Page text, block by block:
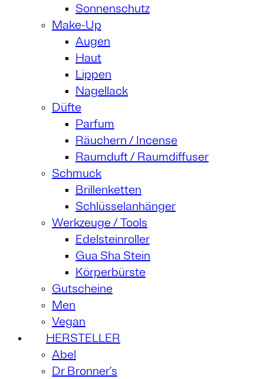
Sonnenschutz
Make-Up
Augen
Haut
Lippen
Nagellack
Düfte
Parfum
Räuchern / Incense
Raumduft / Raumdiffuser
Schmuck
Brillenketten
Schlüsselanhänger
Werkzeuge / Tools
Edelsteinroller
Gua Sha Stein
Körperbürste
Gutscheine
Men
Vegan
HERSTELLER
Abel
Dr Bronner’s